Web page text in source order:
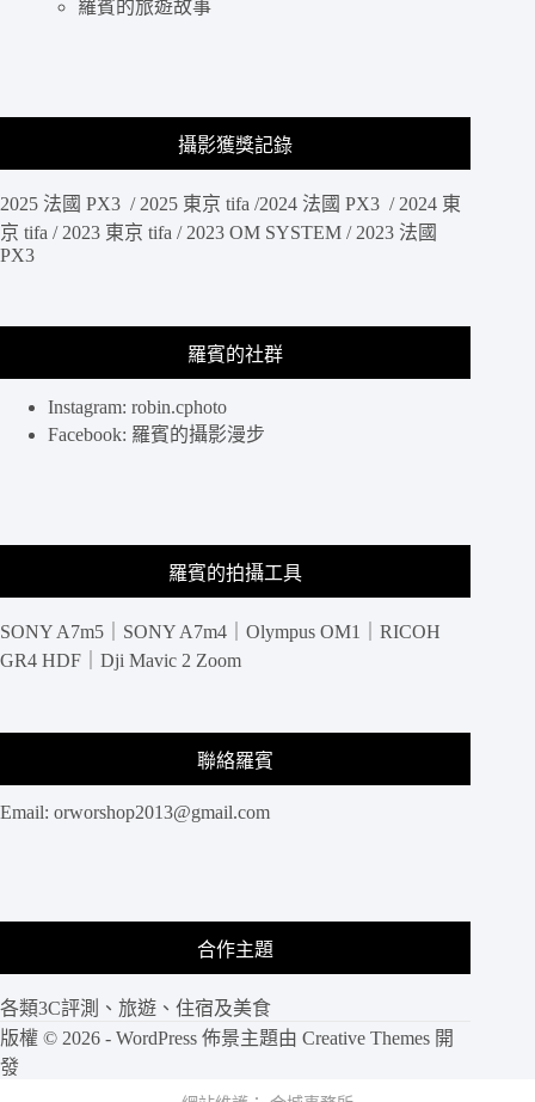
羅賓的旅遊故事
攝影獲獎記錄
2025 法國 PX3 / 2025 東京 tifa /2024 法國 PX3 / 2024 東
京 tifa / 2023 東京 tifa / 2023 OM SYSTEM / 2023 法國
PX3
羅賓的社群
Instagram: robin.cphoto
Facebook: 羅賓的攝影漫步
羅賓的拍攝工具
SONY A7m5｜SONY A7m4｜Olympus OM1｜RICOH
GR4 HDF｜Dji Mavic 2 Zoom
聯絡羅賓
Email: orworshop2013@gmail.com
合作主題
各類3C評測、旅遊、住宿及美食
版權 © 2026 - WordPress 佈景主題由 Creative Themes 開
發